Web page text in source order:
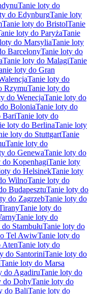
Tanie loty do
do EdynburgTanie loty
Tanie loty do BristolTanie
loty do ParyżaTanie
do MarsyliaTanie loty
BarcelonyTanie loty do
Tanie loty do MalagiTanie
loty do Gran
Tanie loty do
RzymuTanie loty do
do WenecjaTanie loty do
BoloniaTanie loty do
BariTanie loty do
loty do BerlinaTanie loty
loty do StuttgartTanie
Tanie loty do
do GenewaTanie loty do
do KopenhagiTanie loty
do HelsinekTanie loty
WilnoTanie loty do
BudapesztuTanie loty do
do ZagrzebTanie loty do
Tanie loty do
Tanie loty do
StambułuTanie loty do
Tel AwiwTanie loty do
AtenTanie loty do
do SantoriniTanie loty do
Tanie loty do Marsa
do AgadiruTanie loty do
do DohyTanie loty do
do BaliTanie loty do